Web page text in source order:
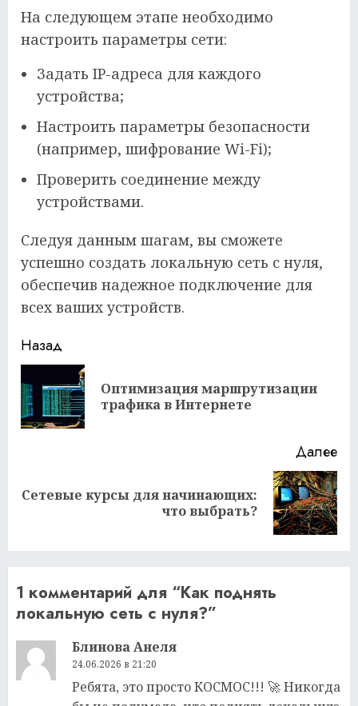
На следующем этапе необходимо
настроить параметры сети:
Задать IP-адреса для каждого
устройства;
Настроить параметры безопасности
(например, шифрование Wi-Fi);
Проверить соединение между
устройствами.
Следуя данным шагам, вы сможете
успешно создать локальную сеть с нуля,
обеспечив надежное подключение для
всех ваших устройств.
Продолжить
чтение
Назад
Оптимизация маршрутизации
трафика в Интернете
Далее
Следующая
Сетевые курсы для начинающих:
что выбрать?
1 комментарий для “Как поднять
локальную сеть с нуля?”
Блинова Анеля
24.06.2026 в 21:20
Ребята, это просто КОСМОС!!! 🚀 Никогда